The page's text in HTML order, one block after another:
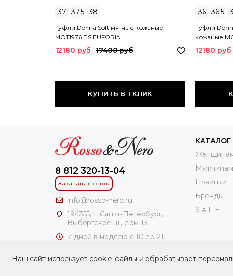
37 37.5 38
Туфли Donna Soft мятные кожаные
MOT1976 DS EUFORIA
12180 руб 17400 руб
КУПИТЬ В 1 КЛИК
36 36.5
Туфли
кожаные
12180 руб
8 812 320-13-04
Заказать звонок
info@rosso-nero.ru
194355, г. Санкт-Петербург,
Выборгское ш., дом 13
7 дней в неделю с 10 до 21
ИП Чирлин Геннадий Ароновоч
КАТАЛОГ
Мужчинам
Новинки
Бренды
S A L E
Наш сайт использует cookie-файлы и обрабатывает